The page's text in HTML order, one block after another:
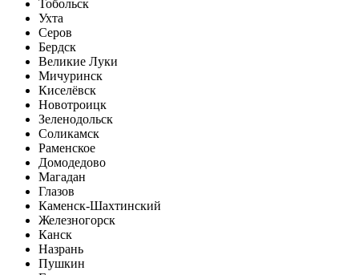
Тобольск
Ухта
Серов
Бердск
Великие Луки
Мичуринск
Киселёвск
Новотроицк
Зеленодольск
Соликамск
Раменское
Домодедово
Магадан
Глазов
Каменск-Шахтинский
Железногорск
Канск
Назрань
Пушкин